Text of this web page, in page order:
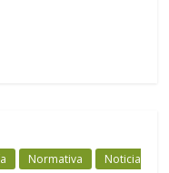
Normativa
Noticia